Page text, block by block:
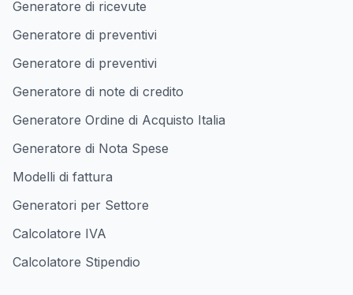
Generatore di ricevute
Generatore di preventivi
Generatore di preventivi
Generatore di note di credito
Generatore Ordine di Acquisto Italia
Generatore di Nota Spese
Modelli di fattura
Generatori per Settore
Calcolatore IVA
Calcolatore Stipendio